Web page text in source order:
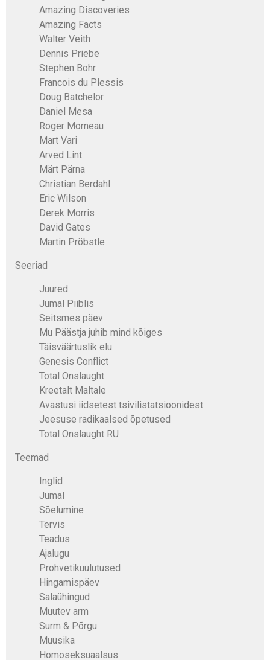
Amazing Discoveries
Amazing Facts
Walter Veith
Dennis Priebe
Stephen Bohr
Francois du Plessis
Doug Batchelor
Daniel Mesa
Roger Morneau
Mart Vari
Arved Lint
Märt Pärna
Christian Berdahl
Eric Wilson
Derek Morris
David Gates
Martin Pröbstle
Seeriad
Juured
Jumal Piiblis
Seitsmes päev
Mu Päästja juhib mind kõiges
Täisväärtuslik elu
Genesis Conflict
Total Onslaught
Kreetalt Maltale
Avastusi iidsetest tsivilistatsioonidest
Jeesuse radikaalsed õpetused
Total Onslaught RU
Teemad
Inglid
Jumal
Sõelumine
Tervis
Teadus
Ajalugu
Prohvetikuulutused
Hingamispäev
Salaühingud
Muutev arm
Surm & Põrgu
Muusika
Homoseksuaalsus